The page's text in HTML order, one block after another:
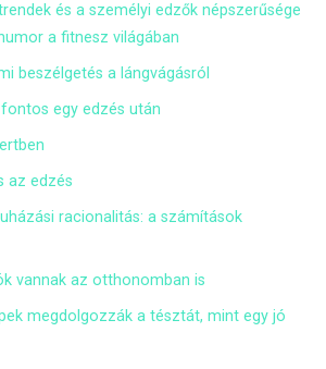
és a személyi edzők népszerűsége
a fitnesz világában
beszélgetés a lángvágásról
egy edzés után
az edzés
racionalitás: a számítások
vannak az otthonomban is
megdolgozzák a tésztát, mint egy jó